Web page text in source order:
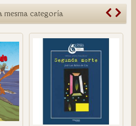
mesma categoría